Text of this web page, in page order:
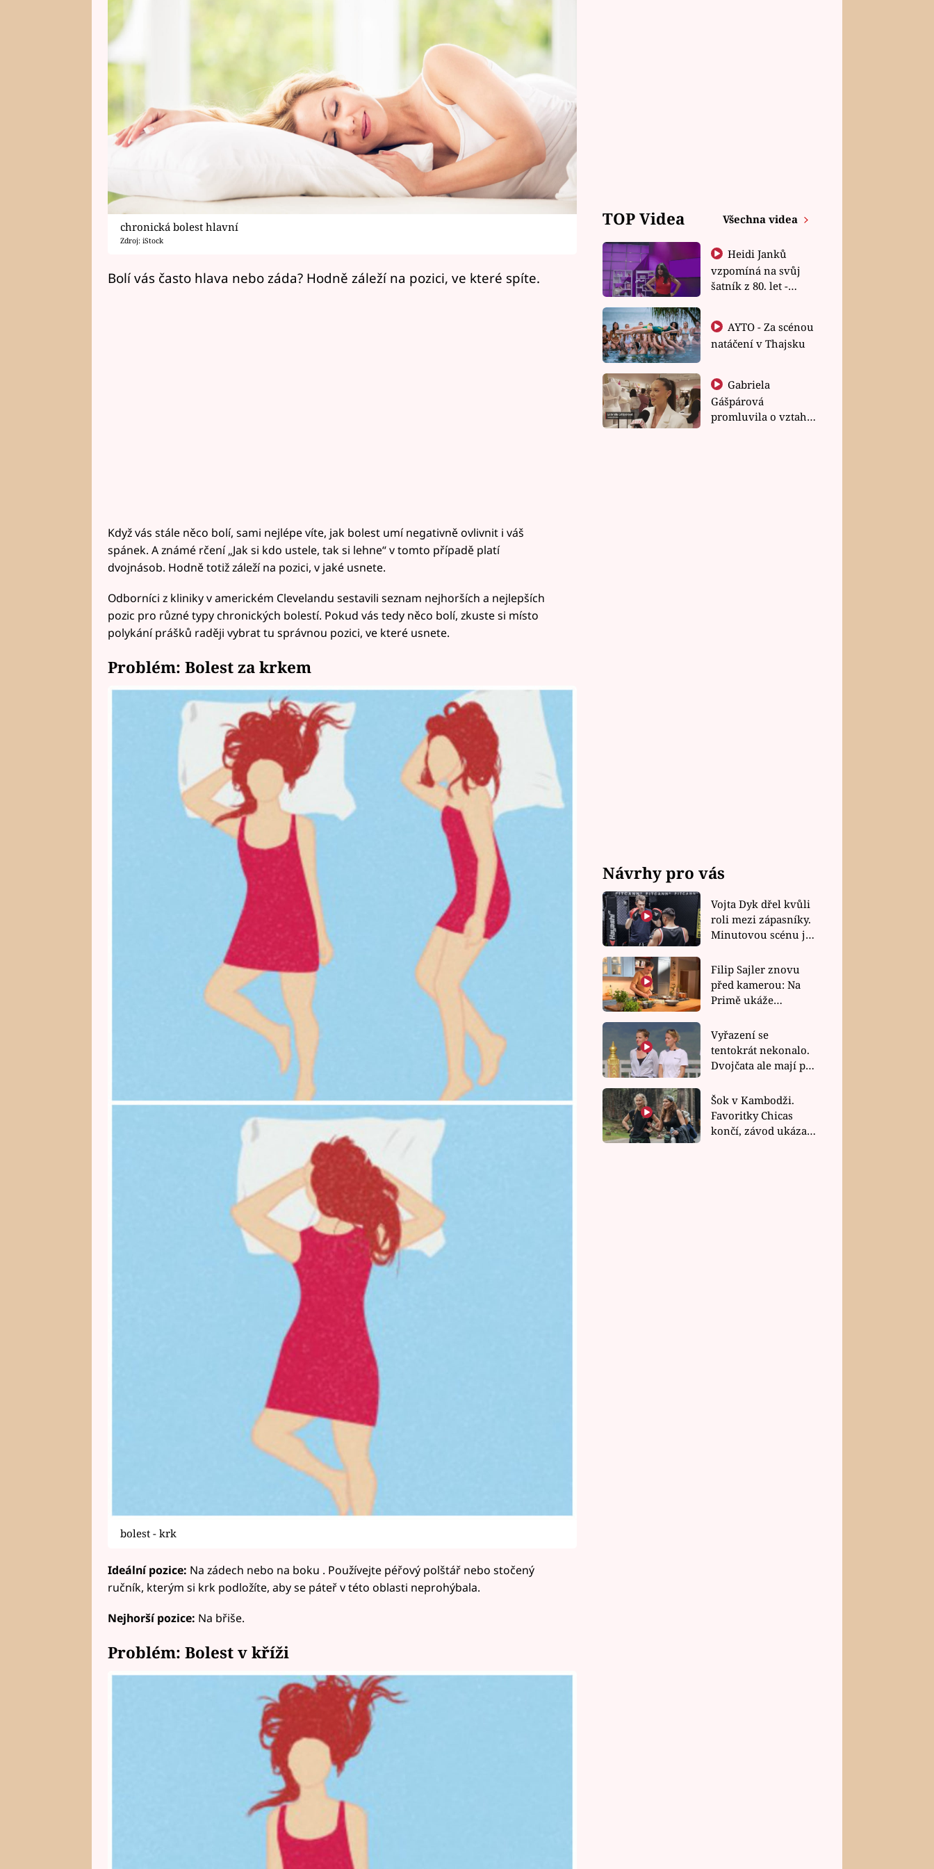
chronická bolest hlavní
Zdroj: iStock
Bolí vás často hlava nebo záda? Hodně záleží na pozici, ve které spíte.
Když vás stále něco bolí, sami nejlépe víte, jak bolest umí negativně ovlivnit i váš
spánek. A známé rčení „Jak si kdo ustele, tak si lehne“ v tomto případě platí
dvojnásob. Hodně totiž záleží na pozici, v jaké usnete.
Odborníci z kliniky v americkém Clevelandu sestavili seznam nejhorších a nejlepších
pozic pro různé typy chronických bolestí. Pokud vás tedy něco bolí, zkuste si místo
polykání prášků raději vybrat tu správnou pozici, ve které usnete.
Problém: Bolest za krkem
bolest - krk
Ideální pozice: Na zádech nebo na boku . Používejte péřový polštář nebo stočený
ručník, kterým si krk podložíte, aby se páteř v této oblasti neprohýbala.
Nejhorší pozice: Na břiše.
Problém: Bolest v kříži
TOP Videa Všechna videa
Heidi Janků
vzpomíná na svůj
šatník z 80. let -
natáčení v Thajsku
Gabriela
Gášpárová
promluvila o vztahu
Návrhy pro vás
Vojta Dyk dřel kvůli
roli mezi zápasníky.
Minutovou scénu jel
Filip Sajler znovu
před kamerou: Na
Primě ukáže
rychlé recepty
Vyřazení se
tentokrát nekonalo.
Dvojčata ale mají po
závodu nůž na krku
Šok v Kambodži.
Favoritky Chicas
končí, závod ukázal